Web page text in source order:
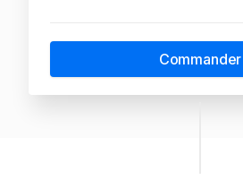
Commander